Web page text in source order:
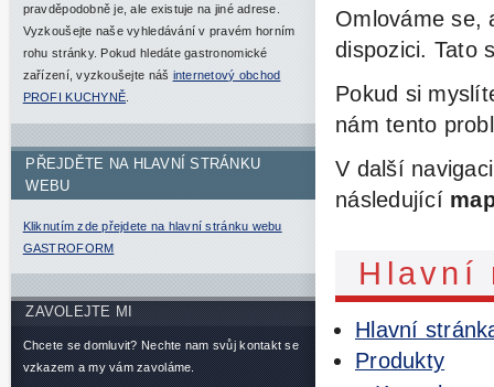
pravděpodobně je, ale existuje na jiné adrese.
Vyzkoušejte naše vyhledávání v pravém horním
rohu stránky. Pokud hledáte gastronomické
zařízení, vyzkoušejte náš internetový obchod
PROFI KUCHYNĚ
PŘEJDĚTE NA HLAVNÍ STRÁNKU
WEBU
Kliknutím zde přejdete na hlavní stránku webu
GASTROFORM
ZAVOLEJTE MI
Chcete se domluvit? Nechte nam svůj kontakt se
vzkazem a my vám zavoláme.
Omlováme se,
dispozici. Tato
Pokud si
nám tento
V další
následující
Hlavní
Hlavní
Produkty